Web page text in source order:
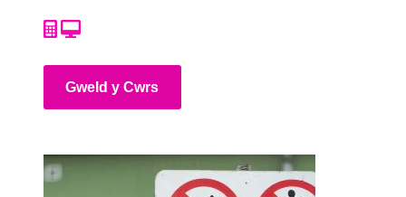
Gweld y Cwrs